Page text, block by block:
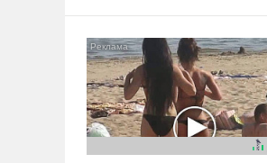
налогоплательщиков и где
Еревану за свои поступки не
нужно отвечать.